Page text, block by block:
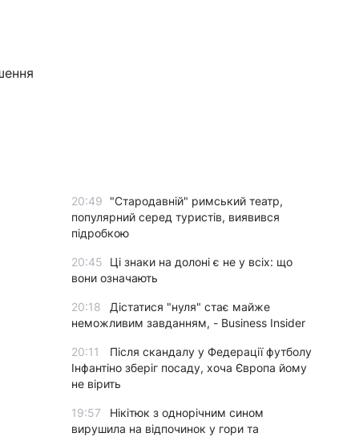
20:49
"Стародавній" римський театр,
популярний серед туристів, виявився
підробкою
20:45
Ці знаки на долоні є не у всіх: що
вони означають
20:18
Дістатися "нуля" стає майже
неможливим завданням, - Business Insider
20:11
Після скандалу у Федерації футболу
Інфантіно зберіг посаду, хоча Європа йому
не вірить
19:57
Нікітюк з однорічним сином
вирушила на відпочинок у гори та